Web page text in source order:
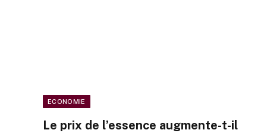
ECONOMIE
Le prix de l’essence augmente-t-il